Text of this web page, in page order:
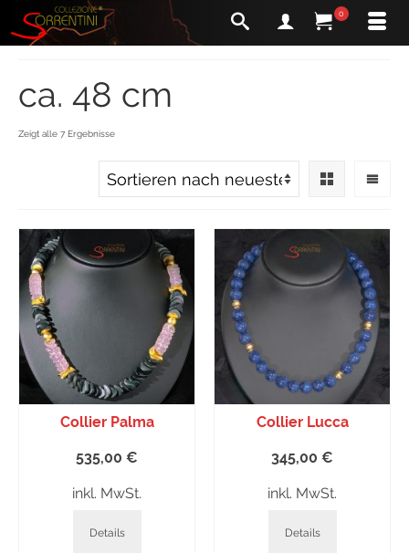
0
ca. 48 cm
Zeigt alle 7 Ergebnisse
Collier Palma
535,00 €
inkl. MwSt.
Details
Collier Lucca
345,00 €
inkl. MwSt.
Details